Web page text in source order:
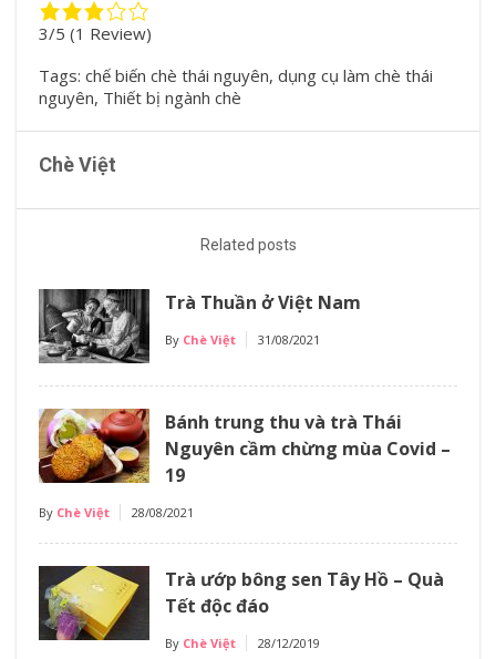
3/5 (1 Review)
Tags: chế biến chè thái nguyên, dụng cụ làm chè thái
nguyên, Thiết bị ngành chè
Chè Việt
Related posts
Trà Thuần ở Việt Nam
By Chè Việt 31/08/2021
Bánh trung thu và trà Thái
Nguyên cầm chừng mùa Covid –
19
By Chè Việt 28/08/2021
Trà ướp bông sen Tây Hồ – Quà
Tết độc đáo
By Chè Việt 28/12/2019